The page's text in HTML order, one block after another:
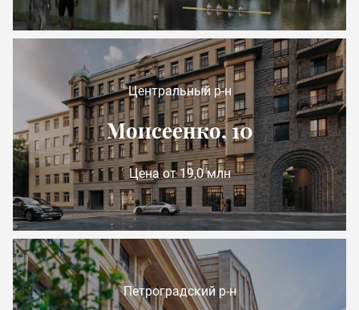
Центральный р-н
Моисеенко, 10
Цена от 19,0 млн
Петроградский р-н